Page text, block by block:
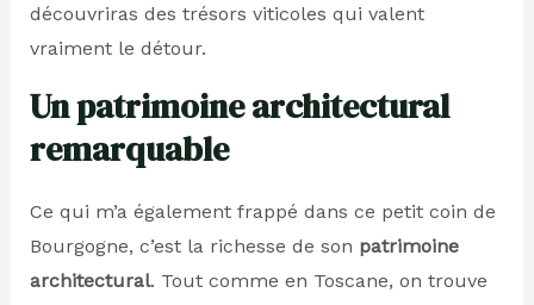
découvriras des trésors viticoles qui valent
vraiment le détour.
Un patrimoine architectural
remarquable
Ce qui m’a également frappé dans ce petit coin de
Bourgogne, c’est la richesse de son patrimoine
architectural. Tout comme en Toscane, on trouve